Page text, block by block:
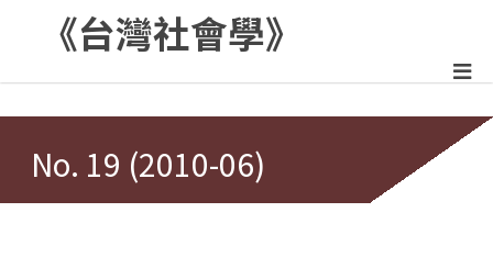
《台灣社會學》
No. 19 (2010-06)